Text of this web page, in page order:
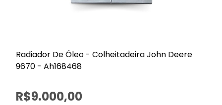
Radiador De Óleo - Colheitadeira John Deere
9670 - Ah168468
R$9.000,00